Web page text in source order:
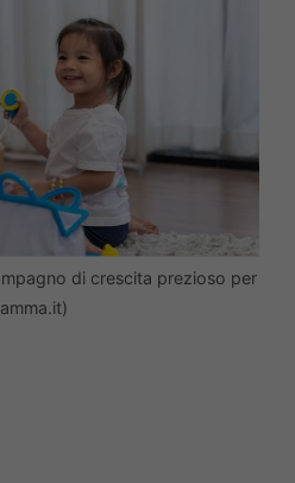
di crescita prezioso per